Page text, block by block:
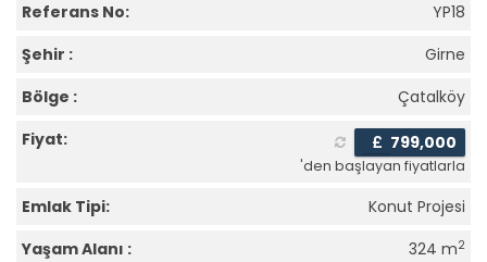
Referans No:
YP18
Şehir :
Girne
Bölge :
Çatalköy
Fiyat:
£ 799,000
'den başlayan fiyatlarla
Emlak Tipi:
Konut Projesi
Yaşam Alanı :
324 m2